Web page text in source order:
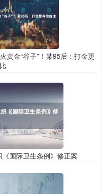
黄金“谷子”！某95后：打金更
国际卫生条例》修正案